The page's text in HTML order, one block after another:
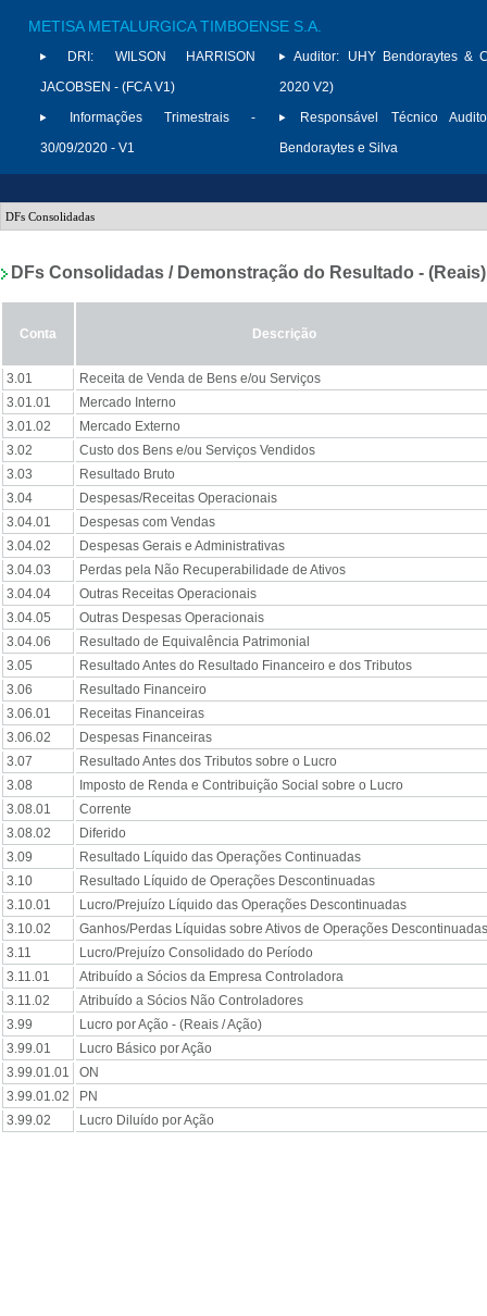
METISA METALURGICA TIMBOENSE S.A.
DRI:
WILSON HARRISON
JACOBSEN - (FCA V1)
Informações Trimestrais -
30/09/2020 - V1
Auditor:
UHY Bendoraytes &
2020 V2)
Responsável Técnico
Bendoraytes e Silva